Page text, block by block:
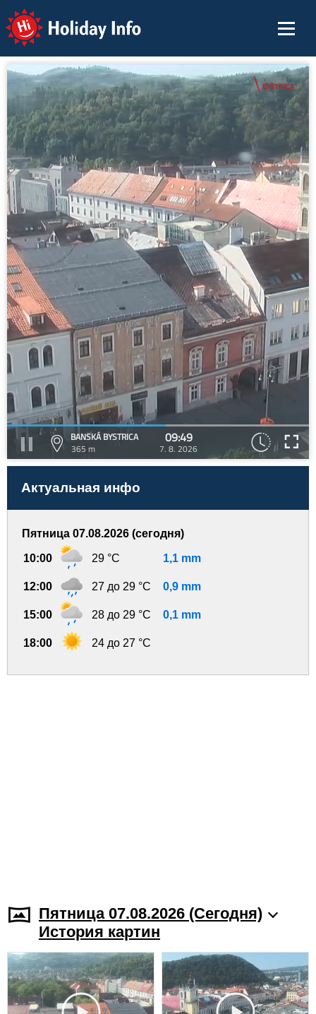
Holiday Info
BANSKÁ BYSTRICA
365 m
09:49
7. 8. 2026
Актуальная инфо
Пятница 07.08.2026 (сегодня)
10:00 29 °C 1,1 mm
12:00 27 до 29 °C 0,9 mm
15:00 28 до 29 °C 0,1 mm
18:00 24 до 27 °C
Пятница 07.08.2026 (Cегодня)
История картин